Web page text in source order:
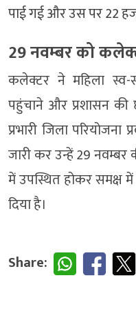
पाई गई और उस पर 22
29 नवम्बर को
कलेक्टर ने महिला स्व-
पहुंचाने और प्रशासन
प्रभारी जिला
जारी कर उन्हें 29
में उपस्थित होकर समक्ष
दिया है।
Share: